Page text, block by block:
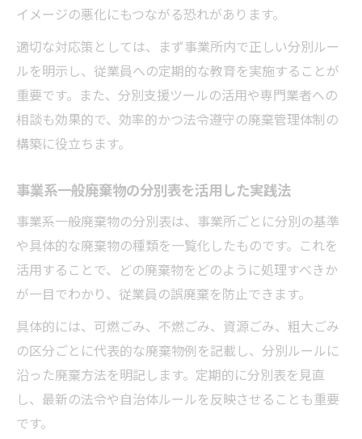
事業所で取り組む分別・リサイクルの実践例
事業ごみのリサイクル推進実例と効果を紹
社内で徹底すべき事業ごみ分別ルールの作
り方
事業ごみ廃棄方法と連携した資源循環の工
事業ごみ削減を実現するオフィスの取組み
例
事業系一般廃棄物リサイクルの現場活用術
イメージの悪化にもつながる恐れがあります。
適切な対応策としては、まず事業所内で正しい分別ルー
ルを明示し、従業員への定期的な教育を実施することが
重要です。また、分別支援ツールの活用や専門業者への
相談も効果的で、効率的かつ法令遵守の廃棄管理体制の
構築に役立ちます。
事業系一般廃棄物の分別表を活用した実践法
事業系一般廃棄物の分別表は、事業所ごとに分別の基準
や具体的な廃棄物の種類を一覧化したものです。これを
活用することで、どの廃棄物をどのように処理すべきか
が一目でわかり、従業員の誤廃棄を防止できます。
具体的には、可燃ごみ、不燃ごみ、資源ごみ、粗大ごみ
の区分ごとに代表的な廃棄物例を記載し、分別ルールに
沿った廃棄方法を明記します。定期的に分別表を見直
し、最新の法令や自治体ルールを反映させることも重要
です。